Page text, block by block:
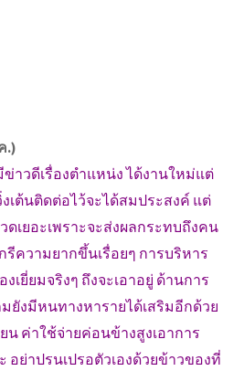
.)
าวดีเรื่องตำแหน่ง ได้งานใหม่แต่
เต้นติดต่อไว้จะได้สมประสงค์ แต่
เยอะเพราะจะส่งผลกระทบถึงคน
รีความยากขึ้นเรื่อยๆ การบริหาร
เยี่ยมจริงๆ ถึงจะเอาอยู่ ด้านการ
ยังมีหนทางหารายได้เสริมอีกด้วย
น ค่าใช้จ่ายค่อนข้างสูงเอาการ
อย่าปรนเปรอตัวเองด้วยข้าวของที่